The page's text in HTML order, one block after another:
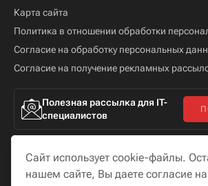
Карта сайта
Политика в отношении обработки
Согласие на обработку персональных
Согласие на получение рекламных
Полезная рассылка для IT-
специалистов
Сайт использует cookie-файлы.
нашем сайте, Вы даете согласие на